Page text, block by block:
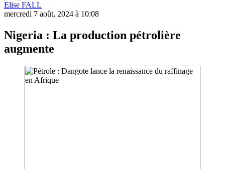
Elise FALL
mercredi 7 août, 2024 à 10:08
Nigeria : La production pétrolière
augmente